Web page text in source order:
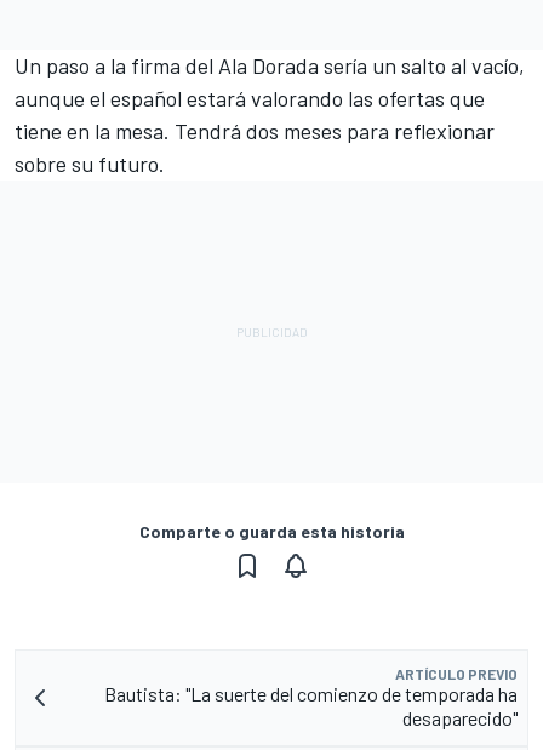
Un paso a la firma del Ala Dorada sería un salto al vacío,
aunque el español estará valorando las ofertas que
tiene en la mesa. Tendrá dos meses para reflexionar
sobre su futuro.
Comparte o guarda esta historia
ARTÍCULO PREVIO
Bautista: "La suerte del comienzo de temporada ha
desaparecido"